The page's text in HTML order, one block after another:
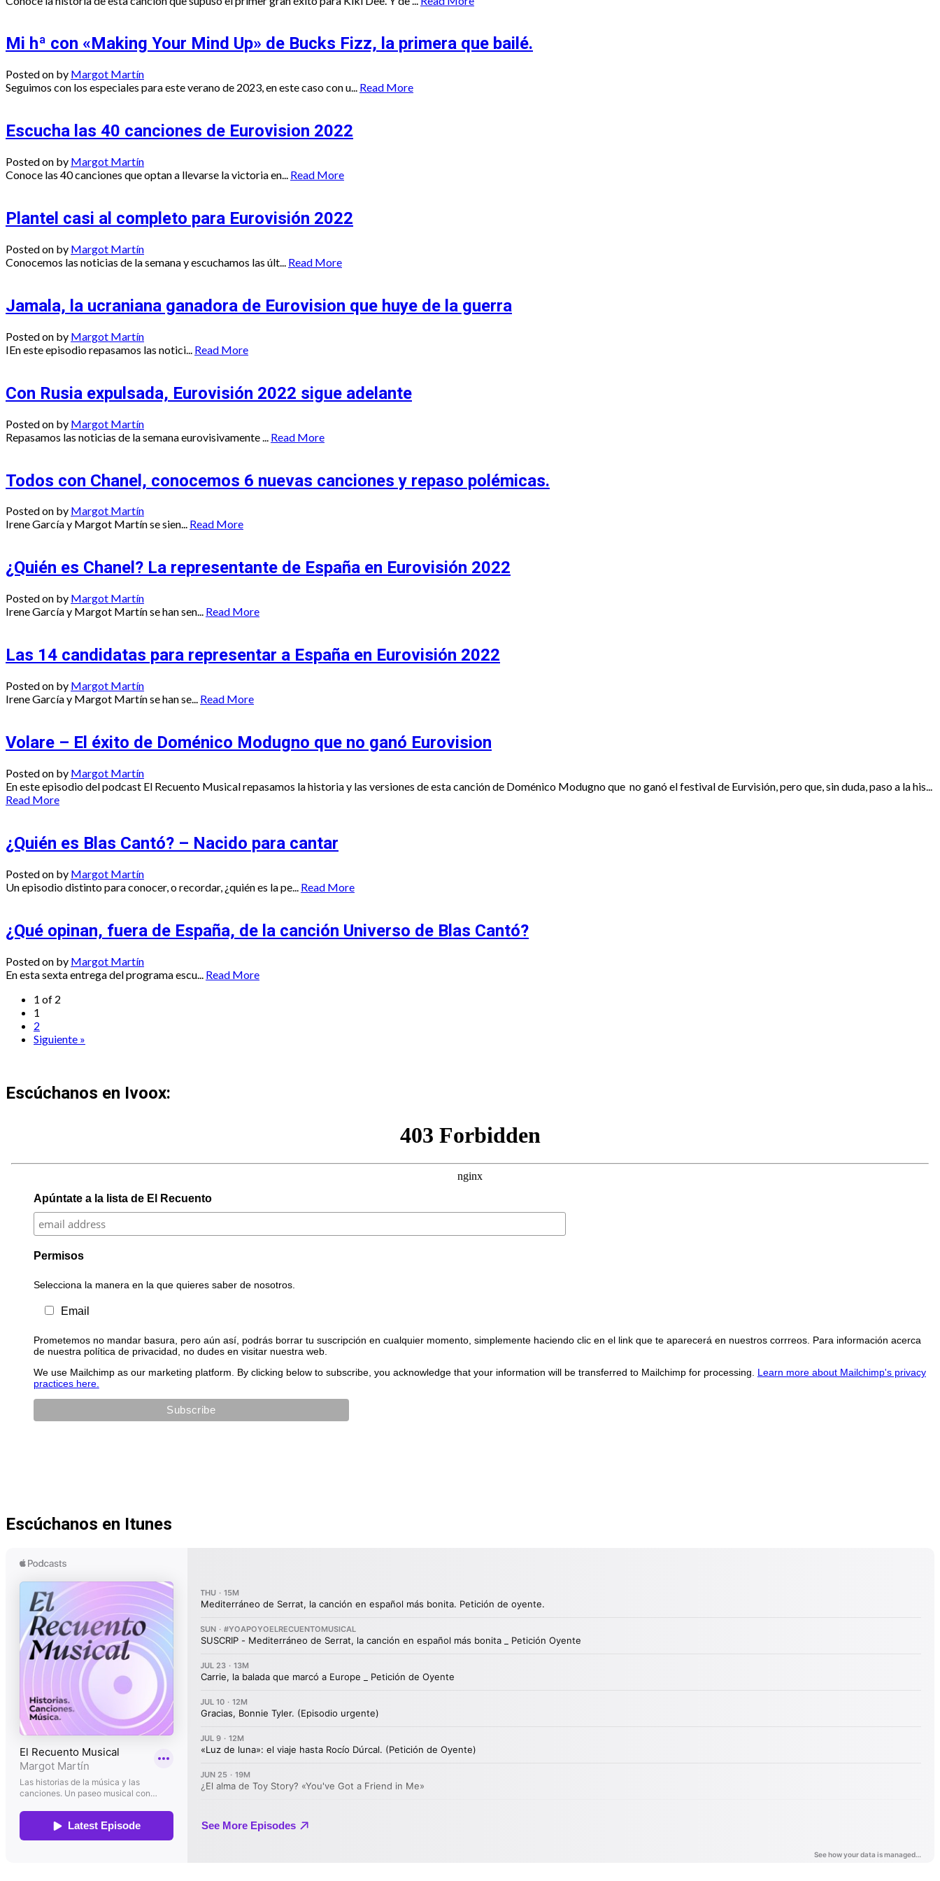
Mi hª con «Making Your Mind Up» de Bucks Fizz, la primera que bailé.
Posted on by Margot Martín
Seguimos con los especiales para este verano de 2023, en este caso con u... Read More
Escucha las 40 canciones de Eurovision 2022
Posted on by Margot Martín
Conoce las 40 canciones que optan a llevarse la victoria en... Read More
Plantel casi al completo para Eurovisión 2022
Posted on by Margot Martín
Conocemos las noticias de la semana y escuchamos las últ... Read More
Jamala, la ucraniana ganadora de Eurovision que huye de la guerra
Posted on by Margot Martín
IEn este episodio repasamos las notici... Read More
Con Rusia expulsada, Eurovisión 2022 sigue adelante
Posted on by Margot Martín
Repasamos las noticias de la semana eurovisivamente ...
Read More
Todos con Chanel, conocemos 6 nuevas canciones y repaso polémicas.
Posted on by Margot Martín
Irene García y Margot Martín se sien... Read More
¿Quién es Chanel? La representante de España en Eurovisión 2022
Posted on by Margot Martín
Irene García y Margot Martín se han sen... Read More
Las 14 candidatas para representar a España en Eurovisión 2022
Posted on by Margot Martín
Irene García y Margot Martín se han se... Read More
Volare – El éxito de Doménico Modugno que no ganó Eurovision
Posted on by Margot Martín
En este episodio del podcast El Recuento Musical repasamos la historia y las versiones de esta canción de Doménico Modugno que no ganó el festival de Eurvisión, pero que, sin duda, paso a la his...
Read More
¿Quién es Blas Cantó? – Nacido para cantar
Posted on by Margot Martín
Un episodio distinto para conocer, o recordar, ¿quién es la pe...
Read More
¿Qué opinan, fuera de España, de la canción Universo de Blas Cantó?
Posted on by Margot Martín
En esta sexta entrega del programa escu...
Read More
1 of 2
1
2
Siguiente »
Escúchanos en Ivoox:
Apúntate a la lista de El Recuento
Permisos
Selecciona la manera en la que quieres saber de nosotros.
Email
Prometemos no mandar basura, pero aún así, podrás borrar tu suscripción en cualquier momento, simplemente haciendo clic en el link que te aparecerá en nuestros corrreos. Para información acerca
de nuestra política de privacidad, no dudes en visitar nuestra web.
We use Mailchimp as our marketing platform. By clicking below to subscribe, you acknowledge that your information will be transferred to Mailchimp for processing. Learn more about Mailchimp's privacy
practices here.
Escúchanos en Itunes